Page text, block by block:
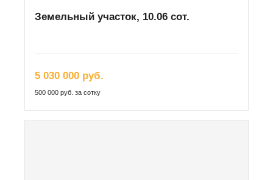
Земельный участок, 10.06 сот.
5 030 000 руб.
500 000 руб. за сотку